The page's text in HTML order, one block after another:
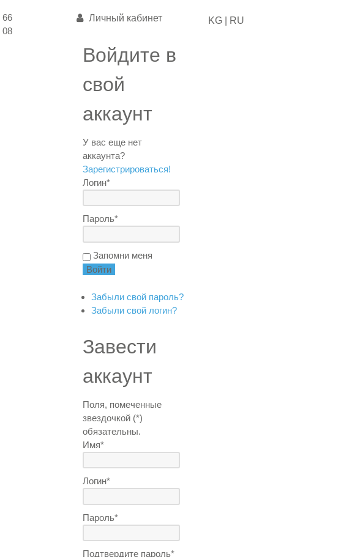
66
08
Личный кабинет
Войдите в
свой
аккаунт
У вас еще нет
аккаунта?
Зарегистрироваться!
Логин*
Пароль*
Запомни меня
Забыли свой пароль?
Забыли свой логин?
Завести
аккаунт
Поля, помеченные
звездочкой (*)
обязательны.
Имя*
Логин*
Пароль*
Подтвердите пароль*
KG | RU